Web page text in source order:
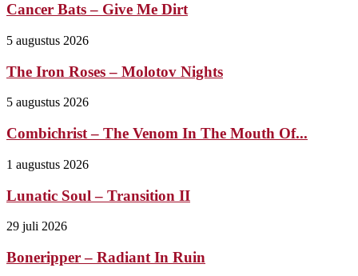
Cancer Bats – Give Me Dirt
5 augustus 2026
The Iron Roses – Molotov Nights
5 augustus 2026
Combichrist – The Venom In The Mouth Of...
1 augustus 2026
Lunatic Soul – Transition II
29 juli 2026
Boneripper – Radiant In Ruin